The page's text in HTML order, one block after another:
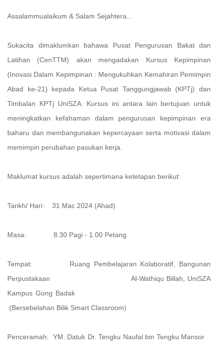
Assalammualaikum & Salam Sejahtera...
Sukacita dimaklumkan bahawa Pusat Pengurusan Bakat dan
Latihan (CenTTM) akan mengadakan Kursus Kepimpinan
(Inovasi Dalam Kepimpinan : Mengukuhkan Kemahiran Pemimpin
Abad ke-21) kepada Ketua Pusat Tanggungjawab (KPTj) dan
Timbalan KPTj UniSZA. Kursus ini antara lain bertujuan untuk
meningkatkan kefahaman dalam pengurusan kepimpinan era
baharu dan membangunakan kepercayaan serta motivasi dalam
memimpin perubahan pasukan kerja.
Maklumat kursus adalah sepertimana ketetapan berikut:
Tarikh/ Hari: 31 Mac 2024 (Ahad)
Masa: 8.30 Pagi - 1.00 Petang
Tempat: Ruang Pembelajaran Kolaboratif, Bangunan
Perpustakaan Al-Wathiqu Billah, UniSZA
Kampus Gong Badak
(Bersebelahan Bilik Smart Classroom)
Penceramah: YM. Datuk Dr. Tengku Naufal bin Tengku Mansor